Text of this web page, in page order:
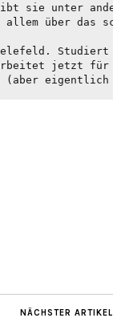
sie unter
über das
Studiert
jetzt für
eigentlich
NÄCHSTER ARTIKEL